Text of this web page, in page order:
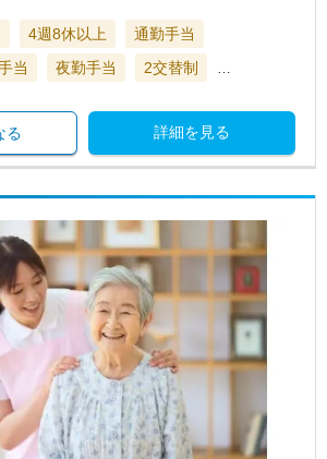
4週8休以上
通勤手当
当 夜勤手当 2交替制
詳細を見る
る